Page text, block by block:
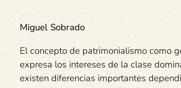
Miguel Sobrado
El concepto de patrimonialismo como
expresa los intereses de la clase
existen diferencias importantes